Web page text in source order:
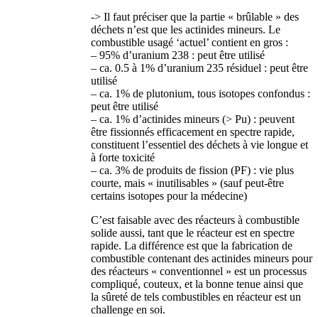
-> Il faut préciser que la partie « brûlable » des
déchets n’est que les actinides mineurs. Le
combustible usagé ‘actuel’ contient en gros :
– 95% d’uranium 238 : peut être utilisé
– ca. 0.5 à 1% d’uranium 235 résiduel : peut être
utilisé
– ca. 1% de plutonium, tous isotopes confondus :
peut être utilisé
– ca. 1% d’actinides mineurs (> Pu) : peuvent
être fissionnés efficacement en spectre rapide,
constituent l’essentiel des déchets à vie longue et
à forte toxicité
– ca. 3% de produits de fission (PF) : vie plus
courte, mais « inutilisables » (sauf peut-être
certains isotopes pour la médecine)
C’est faisable avec des réacteurs à combustible
solide aussi, tant que le réacteur est en spectre
rapide. La différence est que la fabrication de
combustible contenant des actinides mineurs pour
des réacteurs « conventionnel » est un processus
compliqué, couteux, et la bonne tenue ainsi que
la sûreté de tels combustibles en réacteur est un
challenge en soi.